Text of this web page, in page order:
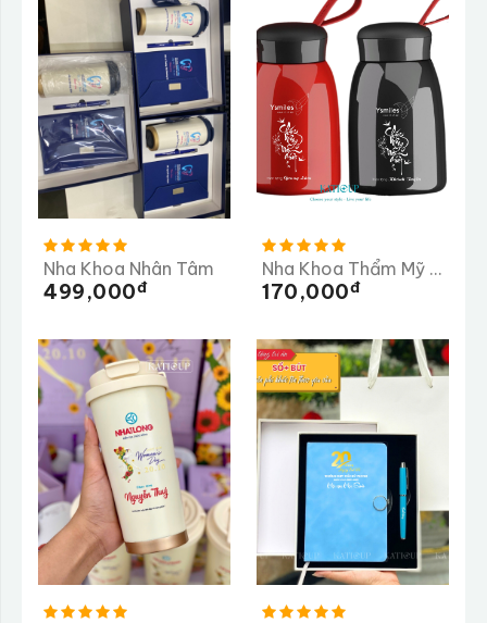
Nha Khoa Nhân Tâm
499,000Đ
Nha Khoa Thẩm Mỹ Ysmiles
170,000Đ